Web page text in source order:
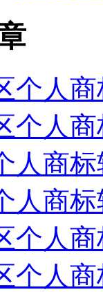
个人
个人
人商
人商
个人
个人